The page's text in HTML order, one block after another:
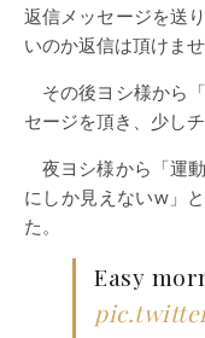
返信メッセージを送
いのか返信は頂けませ
その後ヨシ様から
セージを頂き、少し
夜ヨシ様から「運
にしか見えないw」
た。
Easy